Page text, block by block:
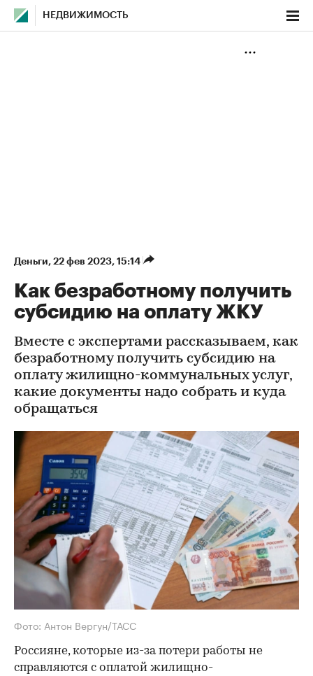
НЕДВИЖИМОСТЬ
Деньги⁠, 22 фев 2023, 15:14
Как безработному получить
субсидию на оплату ЖКУ
Вместе с экспертами рассказываем, как
безработному получить субсидию на
оплату жилищно-коммунальных услуг,
какие документы надо собрать и куда
обращаться
Фото: Антон Вергун/ТАСС
Россияне, которые из-за потери работы не
справляются с оплатой жилищно-